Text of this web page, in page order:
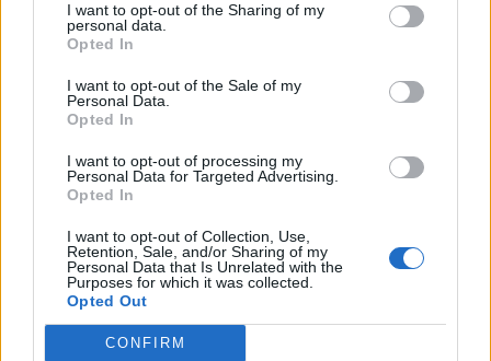
I want to opt-out of the Sharing of my
personal data.
Opted In
I want to opt-out of the Sale of my
Personal Data.
Opted In
I want to opt-out of processing my
Personal Data for Targeted Advertising.
Opted In
I want to opt-out of Collection, Use,
Retention, Sale, and/or Sharing of my
Personal Data that Is Unrelated with the
Purposes for which it was collected.
Opted Out
CONFIRM
for båtførerprøven